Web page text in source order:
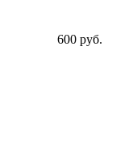
600 руб.